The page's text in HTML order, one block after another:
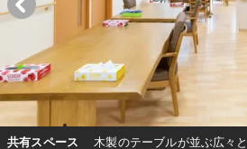
共有スペース
木製のテーブルが並ぶ広々